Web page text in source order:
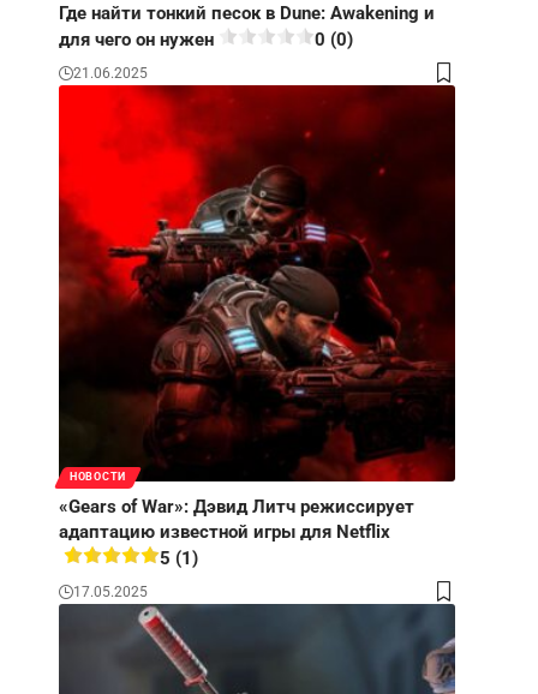
Где найти тонкий песок в Dune: Awakening и
для чего он нужен
0 (0)
21.06.2025
НОВОСТИ
«Gears of War»: Дэвид Литч режиссирует
адаптацию известной игры для Netflix
5 (1)
17.05.2025